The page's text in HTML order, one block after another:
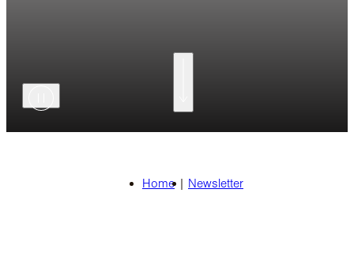
Home| Newsletter